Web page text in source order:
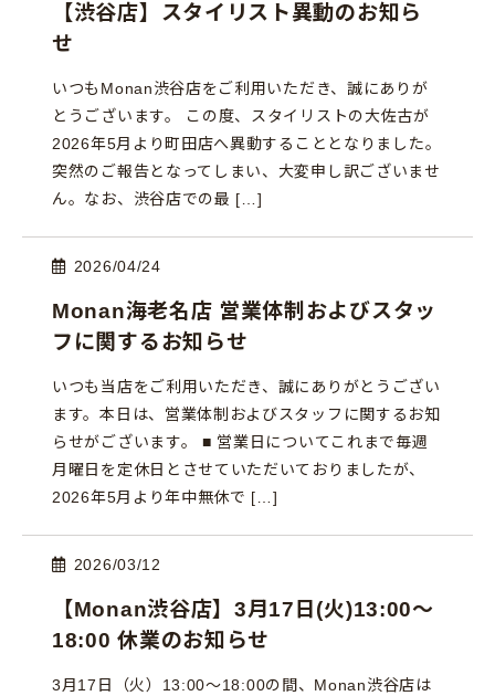
【渋谷店】スタイリスト異動のお知ら
せ
いつもMonan渋谷店をご利用いただき、誠にありが
とうございます。 この度、スタイリストの大佐古が
2026年5月より町田店へ異動することとなりました。
突然のご報告となってしまい、大変申し訳ございませ
ん。なお、渋谷店での最 […]
2026/04/24
Monan海老名店 営業体制およびスタッ
フに関するお知らせ
いつも当店をご利用いただき、誠にありがとうござい
ます。本日は、営業体制およびスタッフに関するお知
らせがございます。 ■ 営業日についてこれまで毎週
月曜日を定休日とさせていただいておりましたが、
2026年5月より年中無休で […]
2026/03/12
【Monan渋谷店】3月17日(火)13:00〜
18:00 休業のお知らせ
3月17日（火）13:00〜18:00の間、Monan渋谷店は